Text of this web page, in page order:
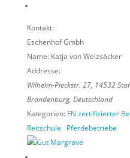
Kontakt:
Eschenhof Gmbh
Name: Katja von Weizsäcker
Addresse:
Wilhelm-Pieckstr. 27, 14532
Brandenburg, Deutschland
Kategorien: FN zertifizierter
Reitschule
Pferdebetriebe